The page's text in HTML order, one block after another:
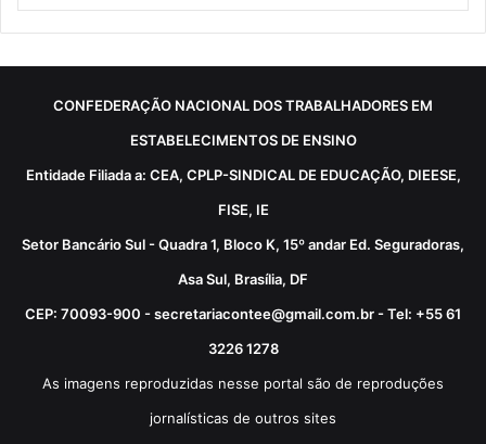
CONFEDERAÇÃO NACIONAL DOS TRABALHADORES EM
ESTABELECIMENTOS DE ENSINO
Entidade Filiada a: CEA, CPLP-SINDICAL DE EDUCAÇÃO, DIEESE,
FISE, IE
Setor Bancário Sul - Quadra 1, Bloco K, 15º andar Ed. Seguradoras,
Asa Sul, Brasília, DF
CEP: 70093-900 - secretariacontee@gmail.com.br - Tel: +55 61
3226 1278
As imagens reproduzidas nesse portal são de reproduções
jornalísticas de outros sites